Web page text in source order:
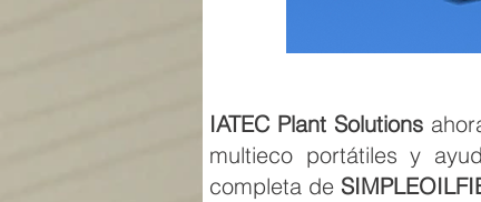
IATEC Plant Solutions
multieco portátiles y
completa de